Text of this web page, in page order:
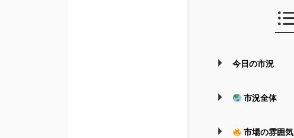
今日の市況
市況全体
市場の雰囲気